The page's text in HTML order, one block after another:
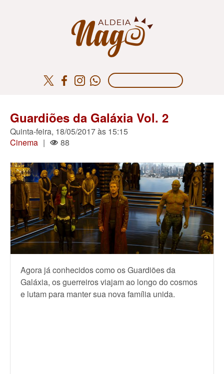
Guardiões da Galáxia Vol. 2
Quinta-feira, 18/05/2017 às 15:15
Cinema | 88
Agora já conhecidos como os Guardiões da
Galáxia, os guerreiros viajam ao longo do cosmos
e lutam para manter sua nova família unida.